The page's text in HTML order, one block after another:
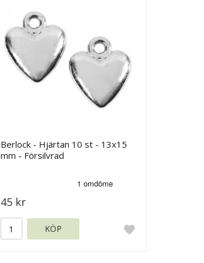
Berlock - Hjärtan 10 st - 13x15
mm - Försilvrad
45 kr
KÖP